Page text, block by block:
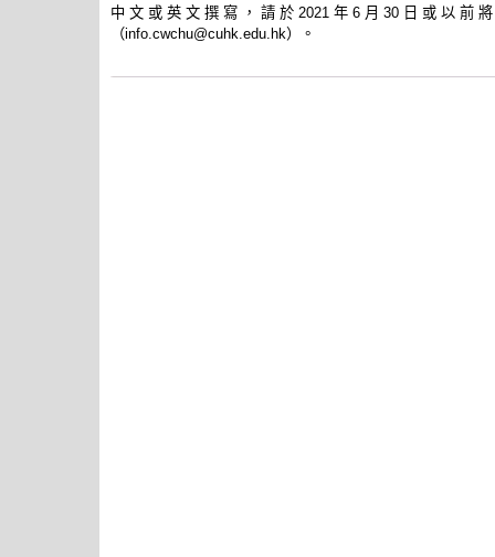
中文或英文撰寫，請於2021年6月30日或以前
（info.cwchu@cuhk.edu.hk）。